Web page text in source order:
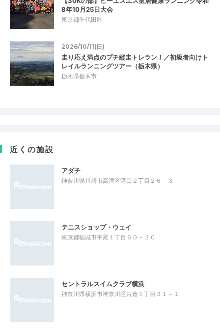
8年10月25日大会
東京都千代田区
2026/10/11(日)
走り応え満点のプチ縦走トレラン！／初級者向けト
レイルランニングツアー（栃木県）
栃木県栃木市
近くの施設
アダチ
神奈川県川崎市高津区溝口２丁目２６－３
テニスショップ・ウェイ
東京都稲城市平尾１丁目６０－２０
セントラルスイムクラブ横浜
神奈川県横浜市神奈川区片倉１丁目３１－１